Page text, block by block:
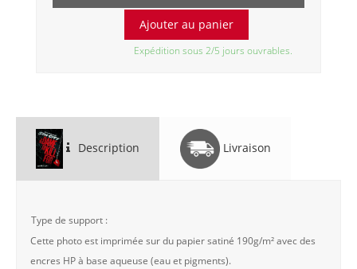
Expédition sous 2/5 jours ouvrables.
Description Livraison
Type de support :
Cette photo est imprimée sur du papier satiné 190g/m² avec des
encres HP à base aqueuse (eau et pigments).